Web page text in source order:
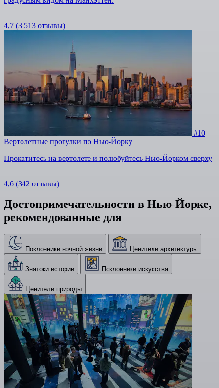
4,7 (3 513 отзывы)
#10
Вертолетные прогулки по Нью-Йорку
Прокатитесь на вертолете и полюбуйтесь Нью-Йорком сверху
4,6 (342 отзывы)
Достопримечательности в Нью-Йорке,
рекомендованные для
Поклонники ночной жизни Ценители архитектуры
Знатоки истории Поклонники искусства
Ценители природы